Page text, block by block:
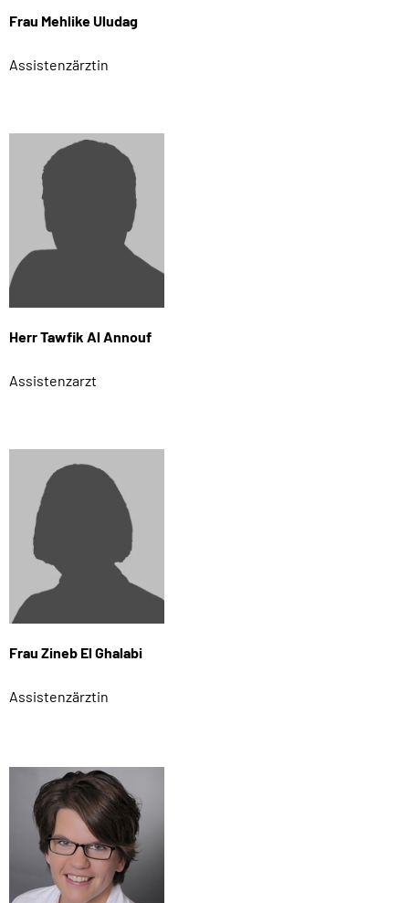
Frau Mehlike Uludag
Assistenzärztin
Herr Tawfik Al Annouf
Assistenzarzt
Frau Zineb El Ghalabi
Assistenzärztin